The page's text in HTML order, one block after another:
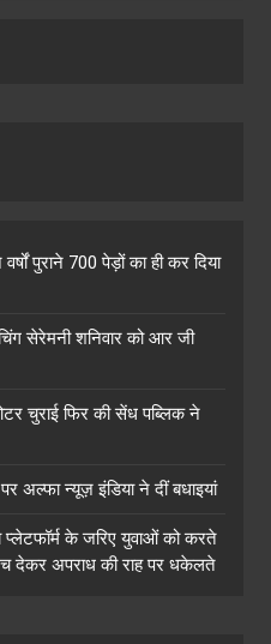
पुराने 700 पेड़ों का ही कर दिया
सेरेमनी शनिवार को आर जी
चुराई फिर की सेंध पब्लिक ने
अल्फा न्यूज़ इंडिया ने दीं बधाइयां
प्लेटफॉर्म के जरिए युवाओं को करते
देकर अपराध की राह पर धकेलते